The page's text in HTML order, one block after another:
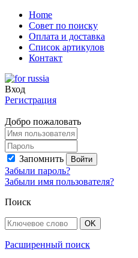
Home
Совет по поиску
Оплата и доставка
Список артикулов
Контакт
Вход
Регистрация
Добро пожаловать
Запомнить
Забыли пароль?
Забыли имя пользователя?
Поиск
Расширенный поиск